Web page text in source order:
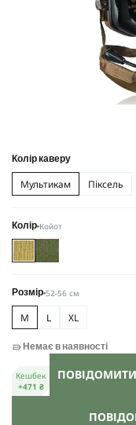
Колір каверу
Мультикам Піксель
Колір Койот
Розмір 52-56 см
M L XL
Немає в наявності
Кешбек
+471 ₴